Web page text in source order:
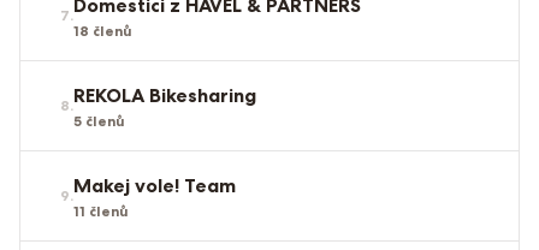
7.Domestici z HAVEL & PARTNERS
18 členů
8.REKOLA Bikesharing
5 členů
9.Makej vole! Team
11 členů